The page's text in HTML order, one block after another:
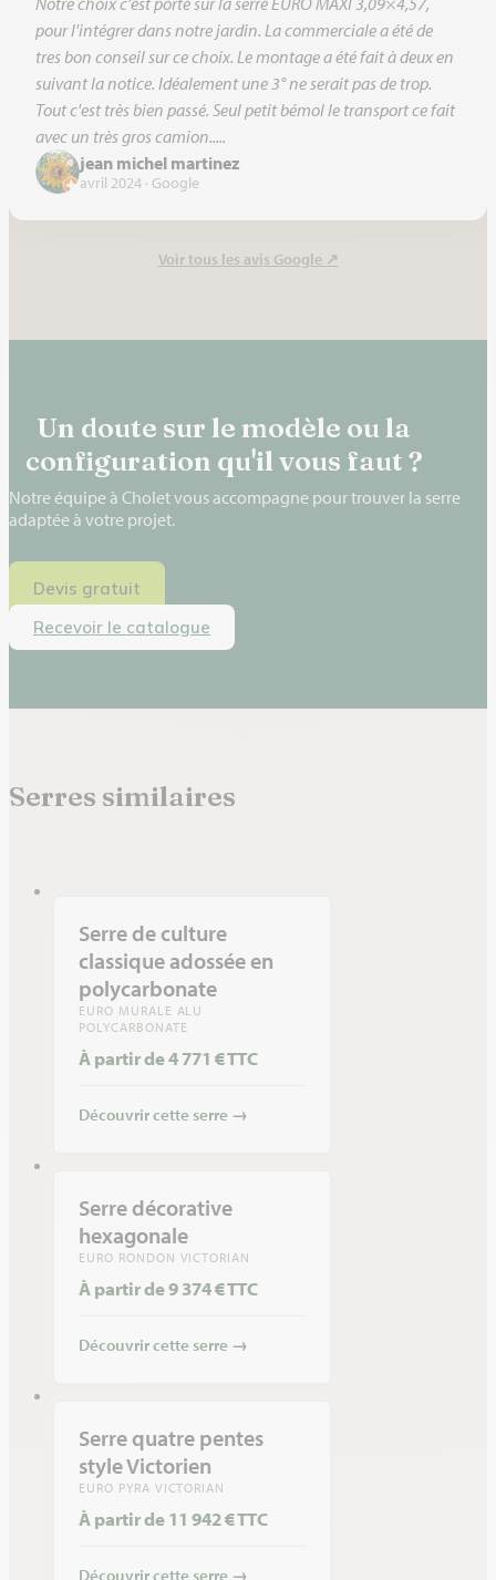
pour l'intégrer dans notre jardin. La commerciale a été de
tres bon conseil sur ce choix. Le montage a été fait à deux en
suivant la notice. Idéalement une 3° ne serait pas de trop.
Tout c'est très bien passé. Seul petit bémol le transport ce fait
avec un très gros camion.....
jean michel martinez
avril 2024 · Google
Voir tous les avis Google ↗
Un doute sur le modèle ou la
configuration qu'il vous faut ?
Notre équipe à Cholet vous accompagne pour trouver la serre
adaptée à votre projet.
Devis gratuit
Recevoir le catalogue
Serres similaires
Serre de culture
classique adossée en
polycarbonate
EURO MURALE ALU
POLYCARBONATE
À partir de 4 771 € TTC
Découvrir cette serre →
Serre décorative
hexagonale
EURO RONDON VICTORIAN
À partir de 9 374 € TTC
Découvrir cette serre →
Serre quatre pentes
style Victorien
EURO PYRA VICTORIAN
À partir de 11 942 € TTC
Découvrir cette serre →